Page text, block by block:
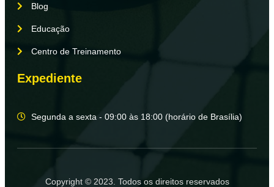
Blog
Educação
Centro de Treinamento
Expediente
Segunda a sexta - 09:00 às 18:00 (horário de Brasília)
Copyright © 2023. Todos os direitos reservados